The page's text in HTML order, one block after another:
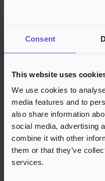
Consent
This website uses
We use cookies to
media features and to
also share information
social media, advertising
combine it with other
them or that they’ve
services.